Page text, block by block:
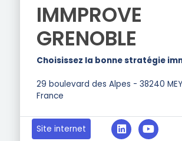
IMMPROVE
GRENOBLE
Choisissez la bonne stratégie
29 boulevard des Alpes - 38240
France
Site internet